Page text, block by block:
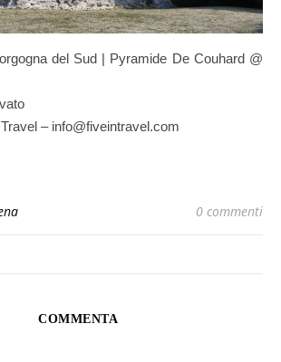
del Sud | Pyramide De Couhard @
– info@fiveintravel.com
0 commenti
COMMENTA